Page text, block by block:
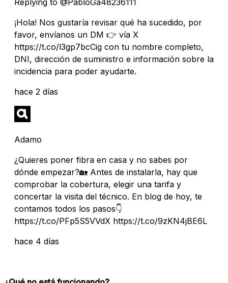
¡Hola! Nos gustaría revisar qué ha sucedido, por
favor, envíanos un DM 👉 vía X
https://t.co/l3gp7bcCig con tu nombre completo,
DNI, dirección de suministro e información sobre la
incidencia para poder ayudarte.
hace 2 días
Adamo
¿Quieres poner fibra en casa y no sabes por
dónde empezar?🏡 Antes de instalarla, hay que
comprobar la cobertura, elegir una tarifa y
concertar la visita del técnico. En blog de hoy, te
contamos todos los pasos👇
https://t.co/PFp5S5VVdX https://t.co/9zKN4jBE6L
hace 4 días